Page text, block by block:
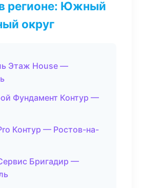
регионе: Южный
округ
Этаж House —
Фундамент Контур —
Контур — Ростов-на-
Бригадир —